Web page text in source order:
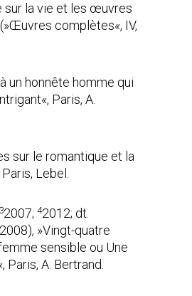
sur la vie et les œuvres
complètes«, IV,
un honnête homme qui
Paris, A.
sur le romantique et la
Lebel.
32007; 42012; dt.
»Vingt-quatre
sensible ou Une
Paris, A. Bertrand.